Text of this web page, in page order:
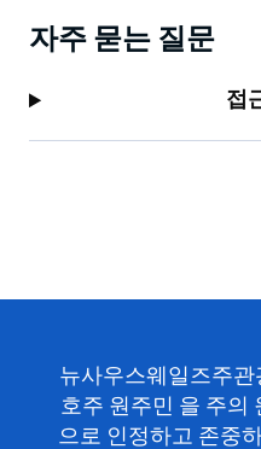
자주 묻는 질문
접
뉴사우스웨일즈주
호주 원주민 을 주의
으로 인정하고 존중